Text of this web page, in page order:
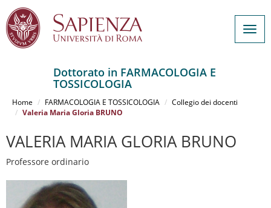
contenuto
Dottorato in FARMACOLOGIA E
TOSSICOLOGIA
Home FARMACOLOGIA E TOSSICOLOGIA
Collegio dei docenti
Valeria Maria Gloria BRUNO
VALERIA MARIA GLORIA BRUNO
Professore ordinario